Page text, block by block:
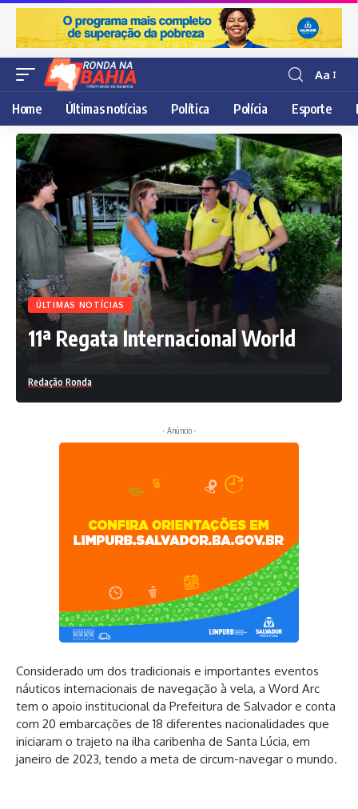
Resisor
de
fonte
Aa
Home Últimas notícias Política Polícia Esporte
ÚLTIMAS NOTÍCIAS
11ª Regata Internacional World
Redação Ronda
- Anúncio -
Considerado um dos tradicionais e importantes eventos
náuticos internacionais de navegação à vela, a Word Arc
tem o apoio institucional da Prefeitura de Salvador e conta
com 20 embarcações de 18 diferentes nacionalidades que
iniciaram o trajeto na ilha caribenha de Santa Lúcia, em
janeiro de 2023, tendo a meta de circum-navegar o mundo.